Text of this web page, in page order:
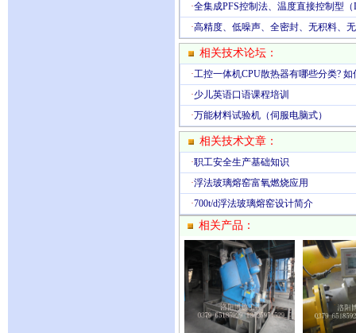
·全集成PFS控制法、温度直接控制型
·高精度、低噪声、全密封、无积料、
相关技术论坛：
·工控一体机CPU散热器有哪些分类? 如
·少儿英语口语课程培训
·万能材料试验机（伺服电脑式）
相关技术文章：
·职工安全生产基础知识
·浮法玻璃熔窑富氧燃烧应用
·700t/d浮法玻璃熔窑设计简介
相关产品：